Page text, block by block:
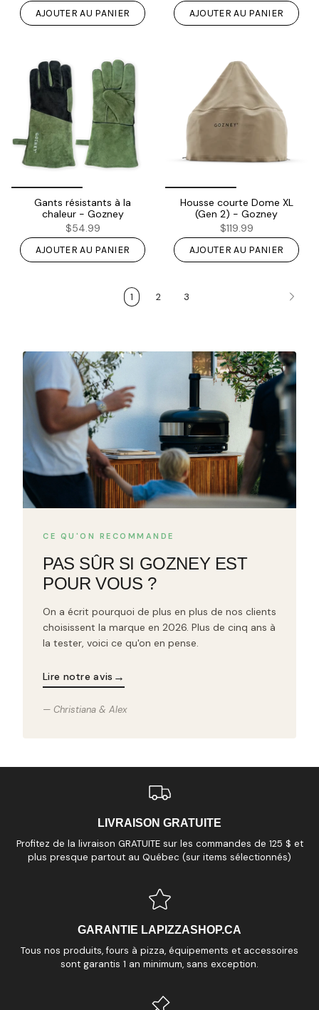
AJOUTER AU PANIER AJOUTER AU PANIER
Gants résistants à la
chaleur - Gozney
$54.99
AJOUTER AU PANIER
Housse courte Dome XL
(Gen 2) - Gozney
$119.99
AJOUTER AU PANIER
1 2 3
CE QU'ON RECOMMANDE
PAS SÛR SI GOZNEY EST
POUR VOUS ?
On a écrit pourquoi de plus en plus de nos clients
choisissent la marque en 2026. Plus de cinq ans à
la tester, voici ce qu'on en pense.
Lire notre avis →
— Christiana & Alex
LIVRAISON GRATUITE
Profitez de la livraison GRATUITE sur les commandes de 125 $ et
plus presque partout au Québec (sur items sélectionnés)
GARANTIE LAPIZZASHOP.CA
Tous nos produits, fours à pizza, équipements et accessoires
sont garantis 1 an minimum, sans exception.